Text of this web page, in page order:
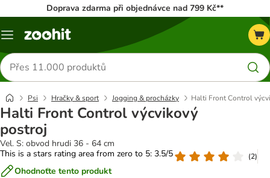
Doprava zdarma při objednávce nad 799 Kč**
Menu
Hledat
produkty
Psi Hračky & sport Jogging & procházky Halti Front Control
Halti Front Control výcvikový
postroj
Vel. S: obvod hrudi 36 - 64 cm
This is a stars rating area from zero to 5: 3.5/5
(2)
Ohodnoťte tento produkt